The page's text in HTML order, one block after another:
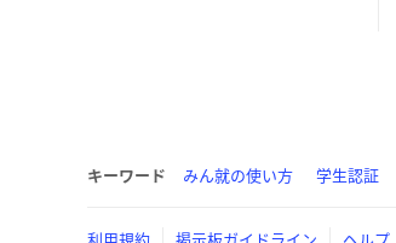
キーワード みん就の使い方 学生認証